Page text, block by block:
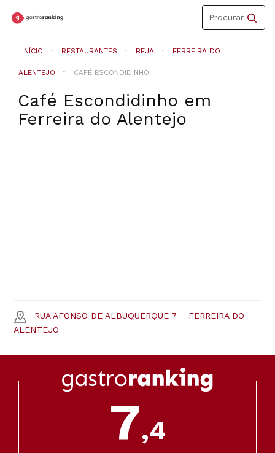
Toggle
navigation
Procurar
INÍCIO RESTAURANTES BEJA FERREIRA DO
ALENTEJO CAFÉ ESCONDIDINHO
Café Escondidinho em
Ferreira do Alentejo
RUA AFONSO DE ALBUQUERQUE 7
FERREIRA DO
ALENTEJO
7,4